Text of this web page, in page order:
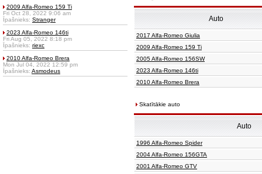
2009 Alfa-Romeo 159 Ti
Fri Oct 28, 2022 9:06 am
Īpašnieks: Stranger
2023 Alfa-Romeo 146ti
Fri Aug 05, 2022 8:18 pm
Īpašnieks: riexc
2010 Alfa-Romeo Brera
Mon Jul 04, 2022 12:59 pm
Īpašnieks: Asmodeus
Auto
2017 Alfa-Romeo Giulia
2009 Alfa-Romeo 159 Ti
2005 Alfa-Romeo 156SW
2023 Alfa-Romeo 146ti
2010 Alfa-Romeo Brera
Skatītākie auto
Auto
1996 Alfa-Romeo Spider
2004 Alfa-Romeo 156GTA
2001 Alfa-Romeo GTV